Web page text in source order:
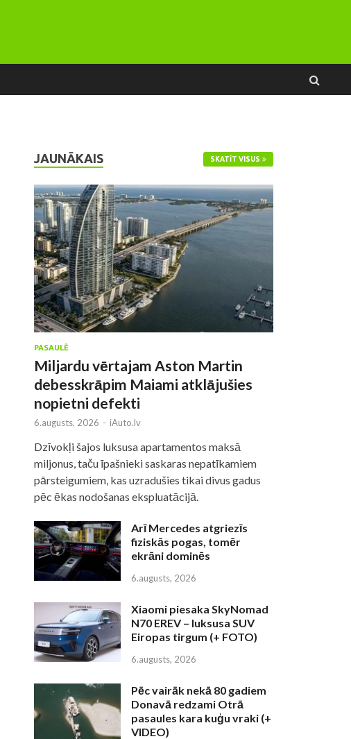
JAUNĀKAIS SKATĪT VISUS
PASAULĒ
Miljardu vērtajam Aston Martin
debesskrāpim Maiami atklājušies
nopietni defekti
6.augusts, 2026 - iAuto.lv
Dzīvokļi šajos luksusa apartamentos maksā
miljonus, taču īpašnieki saskaras nepatīkamiem
pārsteigumiem, kas uzradušies tikai divus gadus
pēc ēkas nodošanas ekspluatācijā.
Arī Mercedes atgriezīs
fiziskās pogas, tomēr
ekrāni dominēs
6.augusts, 2026
Xiaomi piesaka SkyNomad
N70 EREV – luksusa SUV
Eiropas tirgum (+ FOTO)
6.augusts, 2026
Pēc vairāk nekā 80 gadiem
Donavā redzami Otrā
pasaules kara kuģu vraki (+
VIDEO)